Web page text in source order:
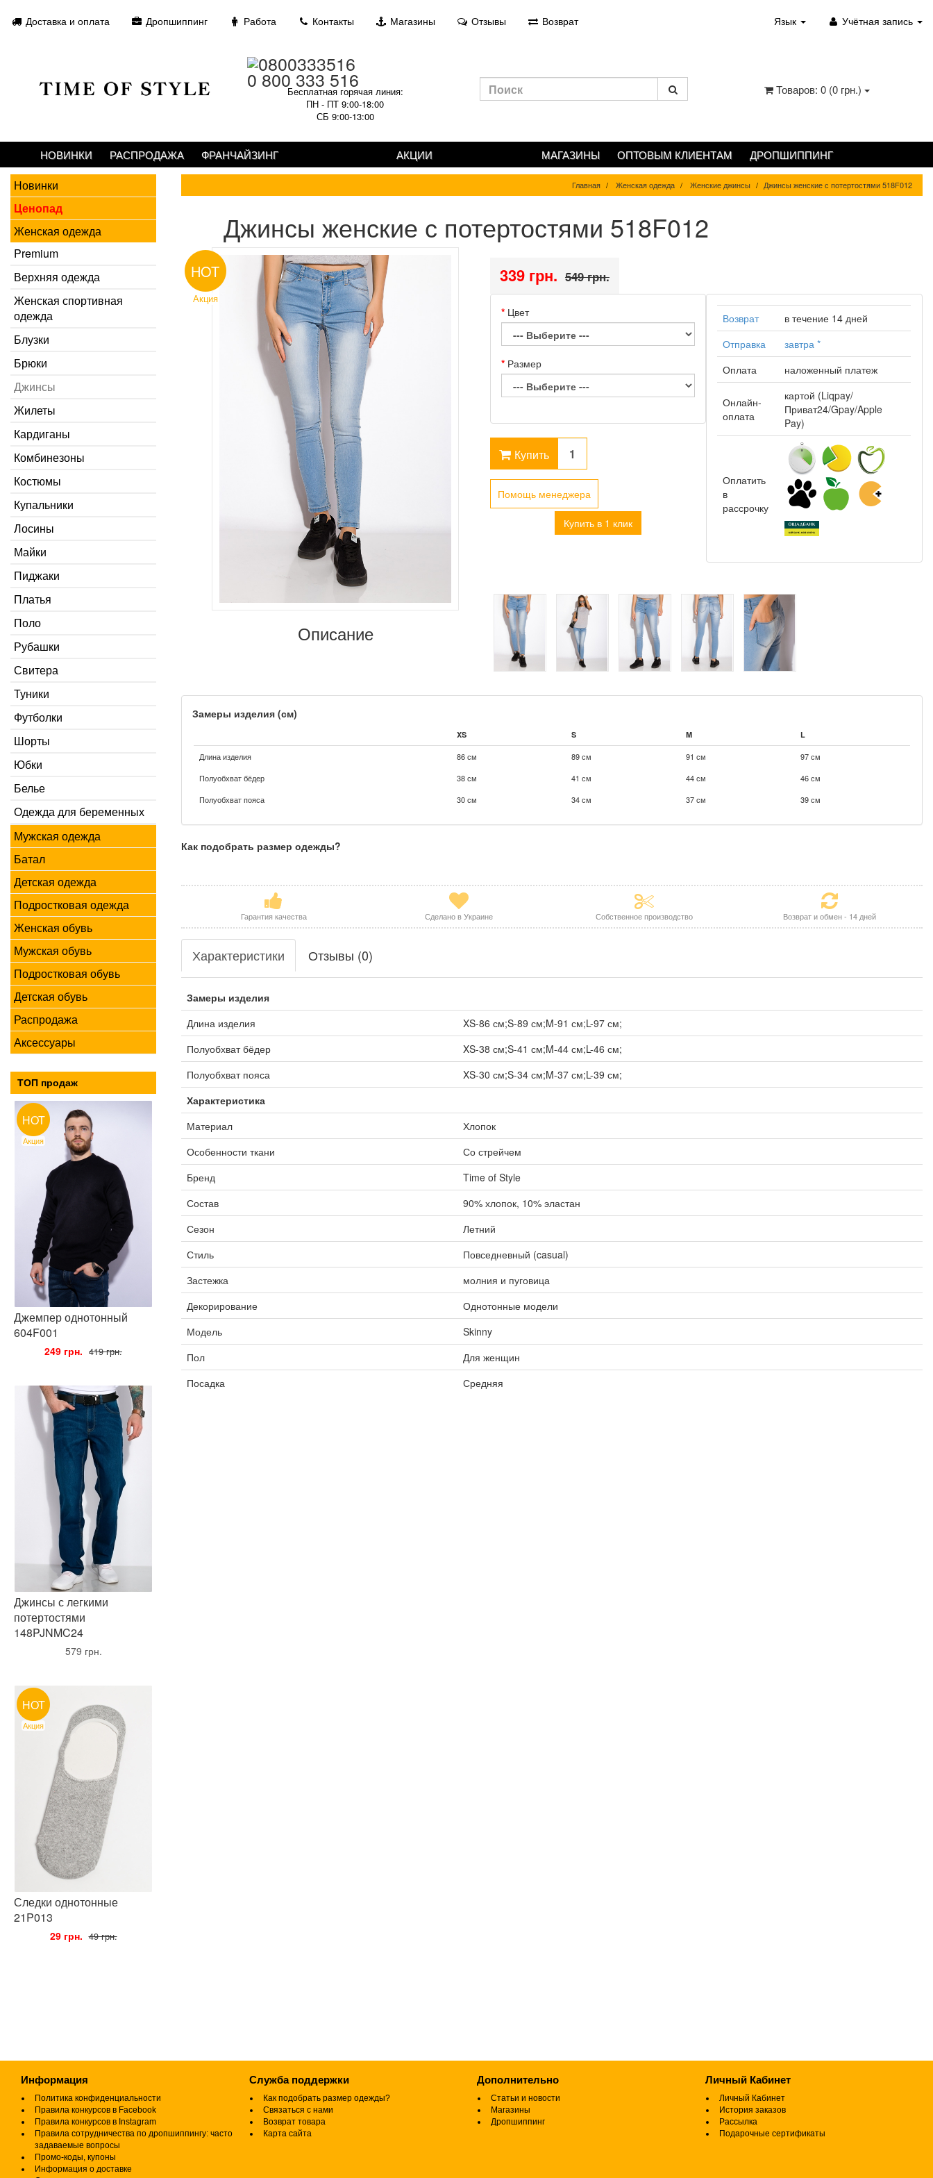
Доставка и оплата Дропшиппинг Работа Контакты Магазины Отзывы Возврат Язык Учётная запись
0 800 333 516
Бесплатная горячая линия:
ПН - ПТ 9:00-18:00
СБ 9:00-13:00
Товаров: 0 (0 грн.)
НОВИНКИ РАСПРОДАЖА ФРАНЧАЙЗИНГ АКЦИИ МАГАЗИНЫ ОПТОВЫМ КЛИЕНТАМ ДРОПШИППИНГ
Новинки
Ценопад
Женская одежда
Premium
Верхняя одежда
Женская спортивная
одежда
Блузки
Брюки
Джинсы
Жилеты
Кардиганы
Комбинезоны
Костюмы
Купальники
Лосины
Майки
Пиджаки
Платья
Поло
Рубашки
Свитера
Туники
Футболки
Шорты
Юбки
Белье
Одежда для беременных
Мужская одежда
Батал
Детская одежда
Подростковая одежда
Женская обувь
Мужская обувь
Подростковая обувь
Детская обувь
Распродажа
Аксессуары
ТОП продаж
HOT
Акция
Джемпер однотонный
604F001
249 грн. 419 грн.
Джинсы с легкими
потертостями
148PJNMC24
579 грн.
HOT
Акция
Следки однотонные
21P013
29 грн. 49 грн.
Главная Женская одежда Женские джинсы Джинсы женские с потертостями 518F012
Джинсы женские с потертостями 518F012
HOT
Акция
Описание
339 грн. 549 грн.
Цвет
Размер
Купить
Помощь менеджера
Купить в 1 клик
Возврат
в течение 14 дней
Отправка
завтра*
Оплата
наложенный платеж
Онлайн-
оплата
картой (Liqpay/
Приват24/Gpay/Apple
Pay)
Оплатить
в
рассрочку
Замеры изделия (см)
XS S M L
Длина изделия 86 см 89 см 91 см
97 см
Полуобхват бёдер
38 см 41 см 44 см
46 см
Полуобхват пояса
30 см 34 см 37 см 39 см
Как подобрать размер одежды?
Гарантия качества Сделано в Украине Собственное производство Возврат и обмен - 14 дней
Характеристики Отзывы (0)
Замеры изделия
Длина изделия
XS-86 см;S-89 см;M-91 см;L-97 см;
Полуобхват бёдер
XS-38 см;S-41 см;M-44 см;L-46 см;
Полуобхват пояса
XS-30 см;S-34 см;M-37 см;L-39 см;
Характеристика
Материал
Хлопок
Особенности ткани
Со стрейчем
Бренд
Time of Style
Состав
90% хлопок, 10% эластан
Сезон
Летний
Стиль
Повседневный (casual)
Застежка
молния и пуговица
Декорирование
Однотонные модели
Модель
Skinny
Пол
Для женщин
Посадка
Средняя
Информация
Политика конфиденциальности
Правила конкурсов в Facebook
Правила конкурсов в Instagram
Правила сотрудничества по дропшиппингу: часто
задаваемые вопросы
Промо-коды, купоны
Информация о доставке
Служба поддержки
Как подобрать размер одежды?
Связаться с нами
Возврат товара
Карта сайта
Дополнительно
Статьи и новости
Магазины
Дропшиппинг
Личный Кабинет
Личный Кабинет
История заказов
Рассылка
Подарочные сертификаты